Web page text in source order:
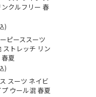
ンクルフリー 春
)
ピーススーツ
ストレッチ リン
春夏
)
スーツ ネイビ
ウール混 春夏